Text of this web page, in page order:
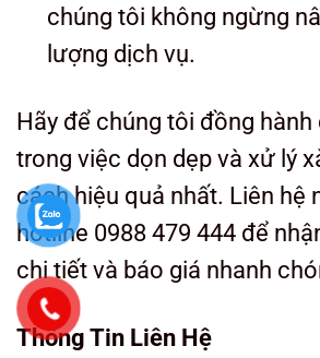
chúng tôi không ngừng
lượng dịch vụ.
Hãy để chúng tôi đồng hành
trong việc dọn dẹp và xử lý
cách hiệu quả nhất. Liên hệ
hotline 0988 479 444 để
chi tiết và báo giá nhanh
Thông Tin Liên Hệ